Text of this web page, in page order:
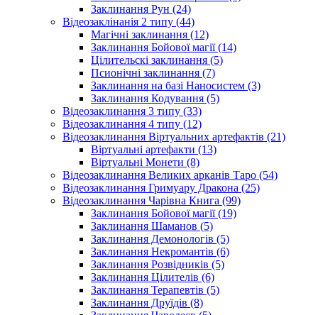
Заклинання Рун (24)
Відеозаклінанія 2 типу (44)
Магічні заклинання (12)
Заклинання Бойової магії (14)
Цілительскі заклинання (5)
Псионічні заклинання (7)
Заклинання на базі Наносистем (3)
Заклинання Кодування (5)
Відеозаклинання 3 типу (33)
Відеозаклинання 4 типу (12)
Відеозаклинання Віртуальних артефактів (21)
Віртуальні артефакти (13)
Віртуальні Монети (8)
Відеозаклинання Великих арканів Таро (54)
Відеозаклинання Гримуару Дракона (25)
Відеозаклинання Чарівна Книга (99)
Заклинання Бойової магії (19)
Заклинання Шаманов (5)
Заклинання Демонологів (5)
Заклинання Некромантів (6)
Заклинання Розвідників (5)
Заклинання Цілителів (6)
Заклинання Терапевтів (5)
Заклинання Друїдів (8)